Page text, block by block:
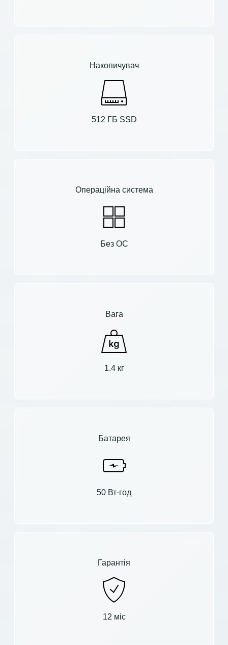
Накопичувач
512 ГБ SSD
Операційна система
Без ОС
Вага
1.4 кг
Батарея
50 Вт·год
Гарантія
12 міс